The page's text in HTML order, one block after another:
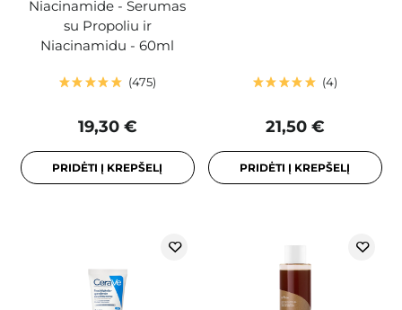
Niacinamide - Serumas
su Propoliu ir
Niacinamidu - 60ml
475
19,30 €
PRIDĖTI Į KREPŠELĮ
4
21,50 €
PRIDĖTI Į KREPŠELĮ